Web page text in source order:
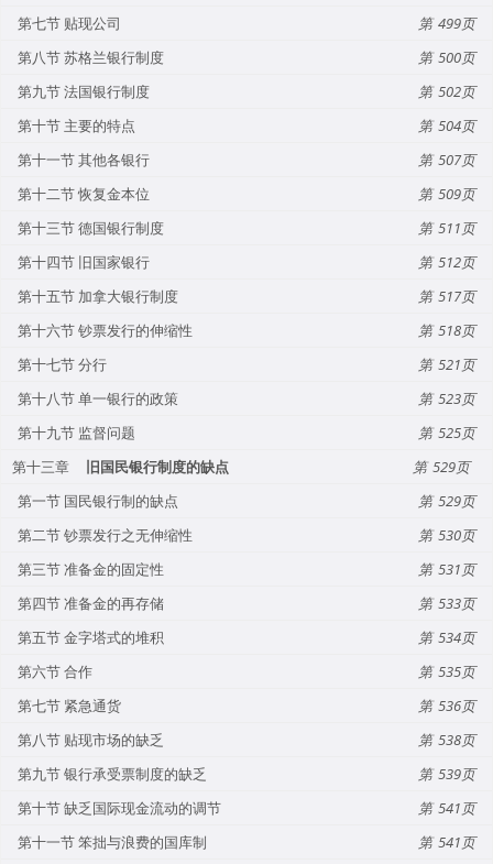
第七节 贴现公司
499
第八节 苏格兰银行制度
500
第九节 法国银行制度
502
第十节 主要的特点
504
第十一节 其他各银行
507
第十二节 恢复金本位
509
第十三节 德国银行制度
511
第十四节 旧国家银行
512
第十五节 加拿大银行制度
517
第十六节 钞票发行的伸缩性
518
第十七节 分行
521
第十八节 单一银行的政策
523
第十九节 监督问题
525
第十三章
旧国民银行制度的缺点
529
第一节 国民银行制的缺点
529
第二节 钞票发行之无伸缩性
530
第三节 准备金的固定性
531
第四节 准备金的再存储
533
第五节 金字塔式的堆积
534
第六节 合作
535
第七节 紧急通货
536
第八节 贴现市场的缺乏
538
第九节 银行承受票制度的缺乏
539
第十节 缺乏国际现金流动的调节
541
第十一节 笨拙与浪费的国库制
541